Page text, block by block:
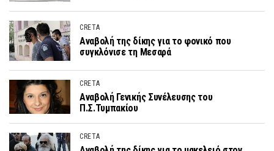
CRETA
Αναβολή της δίκης για το φονικό που
συγκλόνισε τη Μεσαρά
CRETA
Αναβολή Γενικής Συνέλευσης του
Π.Σ.Τυμπακίου
CRETA